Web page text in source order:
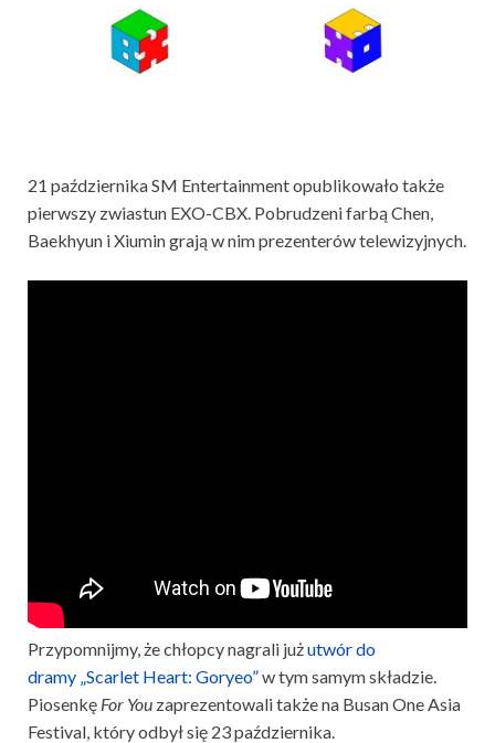
21 października SM Entertainment opublikowało także
pierwszy zwiastun EXO-CBX. Pobrudzeni farbą Chen,
Baekhyun i Xiumin grają w nim prezenterów telewizyjnych.
Przypomnijmy, że chłopcy nagrali jużutwór do
dramy „Scarlet Heart: Goryeo”w tym samym składzie.
Piosenkę For You zaprezentowali także na Busan One Asia
Festival, który odbył się 23 października.